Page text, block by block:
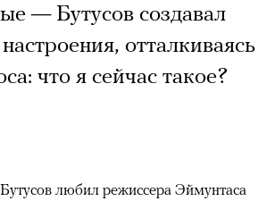
— Бутусов создавал
отталкиваясь
что я сейчас такое?
любил режиссера Эймунтаса